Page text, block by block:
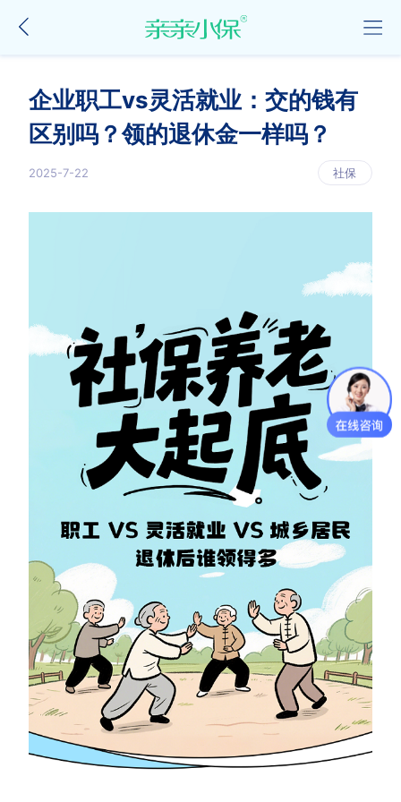
企业职工vs灵活就业：交的钱有
区别吗？领的退休金一样吗？
2025-7-22 社保